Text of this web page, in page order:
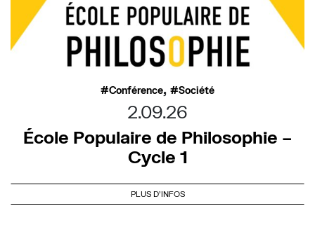
Conférence, Société
2.09.26
École Populaire de Philosophie –
Cycle 1
PLUS D'INFOS